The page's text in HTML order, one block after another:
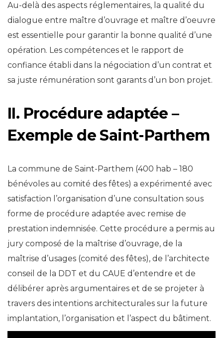
Au-delà des aspects réglementaires, la qualité du
dialogue entre maître d’ouvrage et maître d’oeuvre
est essentielle pour garantir la bonne qualité d’une
opération. Les compétences et le rapport de
confiance établi dans la négociation d’un contrat et
sa juste rémunération sont garants d’un bon projet.
II. Procédure adaptée –
Exemple de Saint-Parthem
La commune de Saint-Parthem (400 hab – 180
bénévoles au comité des fêtes) a expérimenté avec
satisfaction l’organisation d’une consultation sous
forme de procédure adaptée avec remise de
prestation indemnisée. Cette procédure a permis au
jury composé de la maîtrise d’ouvrage, de la
maîtrise d’usages (comité des fêtes), de l’architecte
conseil de la DDT et du CAUE d’entendre et de
délibérer après argumentaires et de se projeter à
travers des intentions architecturales sur la future
implantation, l’organisation et l’aspect du bâtiment.